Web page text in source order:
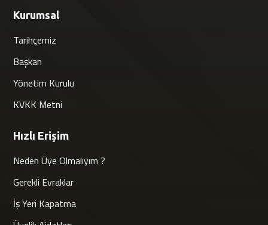
Kurumsal
Tarihçemiz
Başkan
Yönetim Kurulu
KVKK Metni
Hızlı Erişim
Neden Üye Olmalıyım ?
Gerekli Evraklar
İş Yeri Kapatma